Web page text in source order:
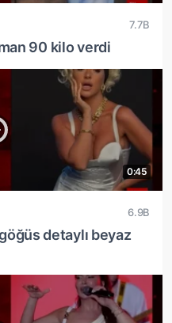
7.7B
90 kilo verdi
0:45
6.9B
detaylı beyaz